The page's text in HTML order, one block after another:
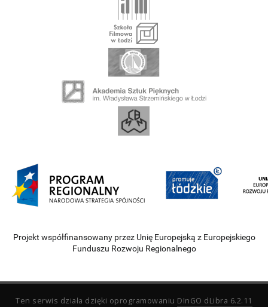
Projekt współfinansowany przez Unię Europejską z Europejskiego
Funduszu Rozwoju Regionalnego
Ten serwis działa dzięki oprogramowaniu DInGO dLibra 6.2.11